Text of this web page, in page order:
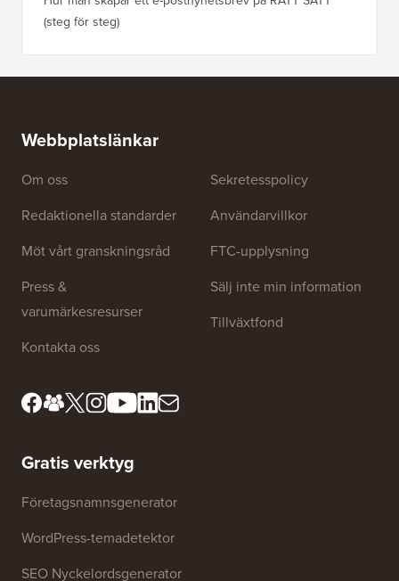
(Jämförelse)
5 bästa WordPress e-handelsplugins jämförda
Webbplatslänkar
Om oss
Redaktionella standarder
Möt vårt granskningsråd
varumärkesresurser
Sekretesspolicy